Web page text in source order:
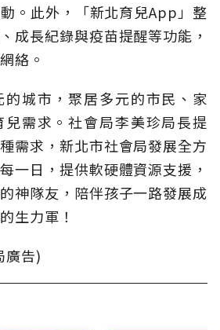
。此外，「新北育兒App」整
成長紀錄與疫苗提醒等功能，
絡。
城市，聚居多元的市民、家
需求。社會局李美珍局長提
需求，新北市社會局發展全方
一日，提供軟硬體資源支援，
神隊友，陪伴孩子一路發展成
生力軍！
廣告)